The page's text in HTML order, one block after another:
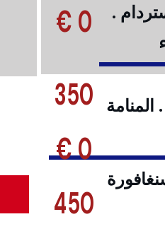
0 €
.
350
0 €
450